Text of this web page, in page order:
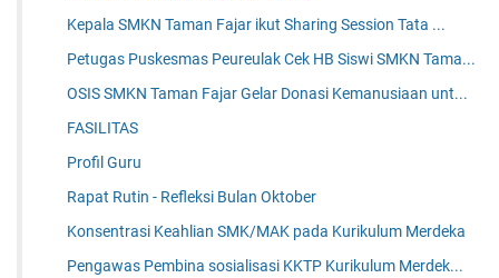
Kepala SMKN Taman Fajar ikut Sharing Session Tata ...
Petugas Puskesmas Peureulak Cek HB Siswi SMKN Tama...
OSIS SMKN Taman Fajar Gelar Donasi Kemanusiaan unt...
FASILITAS
Profil Guru
Rapat Rutin - Refleksi Bulan Oktober
Konsentrasi Keahlian SMK/MAK pada Kurikulum Merdeka
Pengawas Pembina sosialisasi KKTP Kurikulum Merdek...